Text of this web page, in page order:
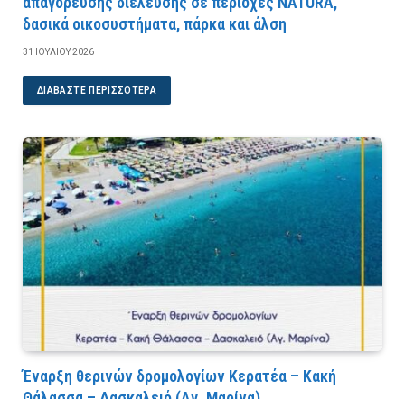
δασικά οικοσυστήματα, πάρκα και άλση
31 ΙΟΥΛΊΟΥ 2026
ΔΙΑΒΆΣΤΕ ΠΕΡΙΣΣΌΤΕΡΑ
Έναρξη θερινών δρομολογίων Κερατέα – Κακή